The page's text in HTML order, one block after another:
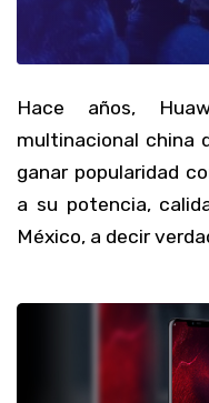
Hace años,
multinacional china
ganar popularidad
a su potencia,
México, a decir